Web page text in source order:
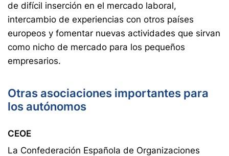
de difícil inserción en el mercado laboral,
intercambio de experiencias con otros países
europeos y fomentar nuevas actividades que sirvan
como nicho de mercado para los pequeños
empresarios.
Otras asociaciones importantes para
los autónomos
CEOE
La Confederación Española de Organizaciones